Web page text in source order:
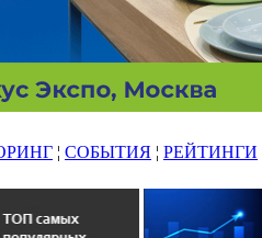
¦ СОБЫТИЯ ¦ РЕЙТИНГИ